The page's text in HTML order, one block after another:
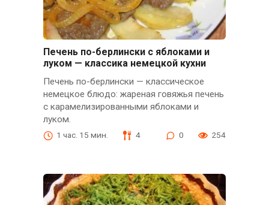
Печень по-берлински с яблоками и
луком — классика немецкой кухни
Печень по-берлински — классическое
немецкое блюдо: жареная говяжья печень
с карамелизированными яблоками и
луком.
1 час. 15 мин. 4 0 254